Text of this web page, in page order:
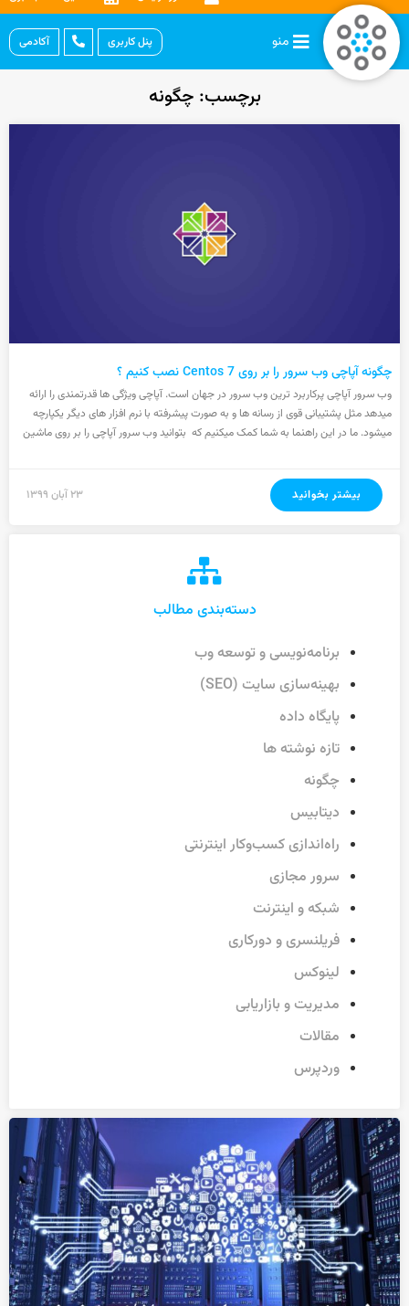
منو پنل کاربری آکادمی
برچسب: چگونه
چگونه آپاچی وب سرور را بر روی Centos 7 نصب کنیم ؟
وب سرور آپاچی پرکاربرد ترین وب سرور در جهان است. آپاچی ویژگی ها قدرتمندی را ارائه
میدهد مثل پشتیبانی قوی از رسانه ها و به صورت پیشرفته با نرم افزار های دیگر یکپارچه
میشود. ما در این راهنما به شما کمک میکنیم که بتوانید وب سرور آپاچی را بر روی ماشین
بیشتر بخوانید ۲۳ آبان ۱۳۹۹
دسته‌بندی مطالب
برنامه‌نویسی و توسعه وب
بهینه‌سازی سایت (SEO)
پایگاه داده
تازه نوشته ها
چگونه
دیتابیس
راه‌اندازی کسب‌وکار اینترنتی
سرور مجازی
شبکه و اینترنت
فریلنسری و دورکاری
لینوکس
مدیریت و بازاریابی
مقالات
وردپرس